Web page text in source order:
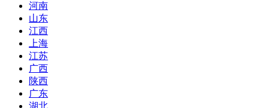
河南
山东
江西
上海
江苏
广西
陕西
广东